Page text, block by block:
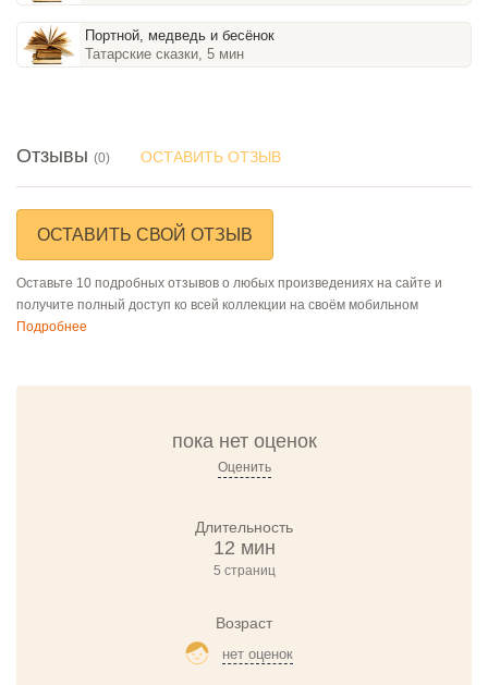
Портной, медведь и бесёнок
Татарские сказки, 5 мин
Отзывы (0) ОСТАВИТЬ ОТЗЫВ
ОСТАВИТЬ СВОЙ ОТЗЫВ
Оставьте 10 подробных отзывов о любых произведениях на сайте и
получите полный доступ ко всей коллекции на своём мобильном
Подробнее
пока нет оценок
Оценить
Длительность
12 мин
5 страниц
Возраст
нет оценок